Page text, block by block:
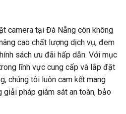
camera tại Đà Nẵng còn không
cao chất lượng dịch vụ, đem
sách ưu đãi hấp dẫn. Với mục
lĩnh vực cung cấp và lắp đặt
chúng tôi luôn cam kết mang
giải pháp giám sát an toàn, bảo